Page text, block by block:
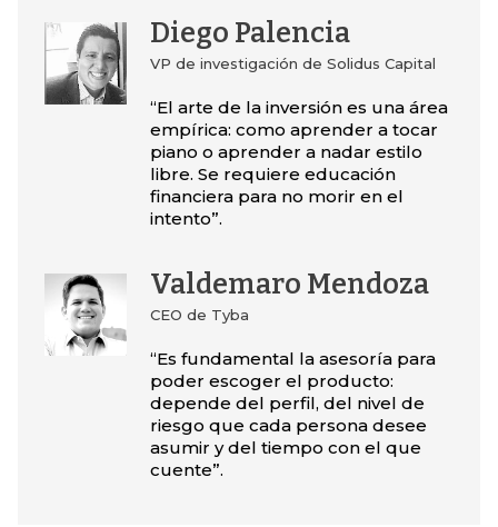
Diego Palencia
VP de investigación de Solidus Capital
“El arte de la inversión es una área
empírica: como aprender a tocar
piano o aprender a nadar estilo
libre. Se requiere educación
financiera para no morir en el
intento”.
Valdemaro Mendoza
CEO de Tyba
“Es fundamental la asesoría para
poder escoger el producto:
depende del perfil, del nivel de
riesgo que cada persona desee
asumir y del tiempo con el que
cuente”.